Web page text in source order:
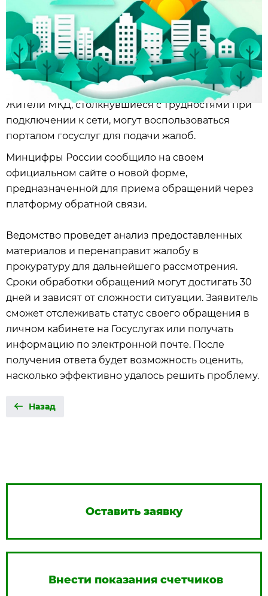
Жители МКД, столкнувшиеся с трудностями при
подключении к сети, могут воспользоваться
порталом госуслуг для подачи жалоб.
Минцифры России сообщило на своем
официальном сайте о новой форме,
предназначенной для приема обращений через
платформу обратной связи.
Ведомство проведет анализ предоставленных
материалов и перенаправит жалобу в
прокуратуру для дальнейшего рассмотрения.
Сроки обработки обращений могут достигать 30
дней и зависят от сложности ситуации. Заявитель
сможет отслеживать статус своего обращения в
личном кабинете на Госуслугах или получать
информацию по электронной почте. После
получения ответа будет возможность оценить,
насколько эффективно удалось решить проблему.
Назад
Оставить заявку
Внести показания счетчиков